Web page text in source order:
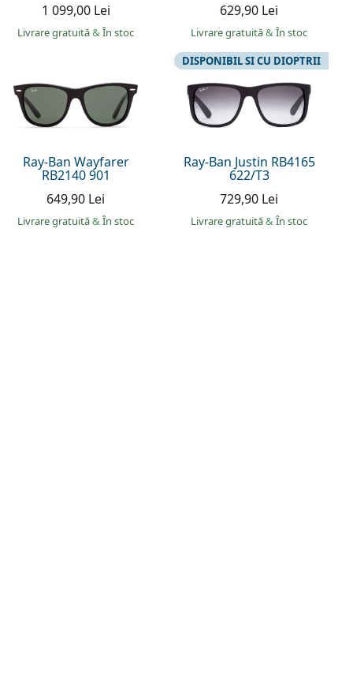
1 099,00 Lei
Livrare gratuită& În stoc
629,90 Lei
Livrare gratuită& În stoc
Ray-Ban Wayfarer
RB2140 901
649,90 Lei
Livrare gratuită& În stoc
Ray-Ban Justin RB4165
622/T3
DISPONIBIL SI CU DIOPTRII
729,90 Lei
Livrare gratuită& În stoc